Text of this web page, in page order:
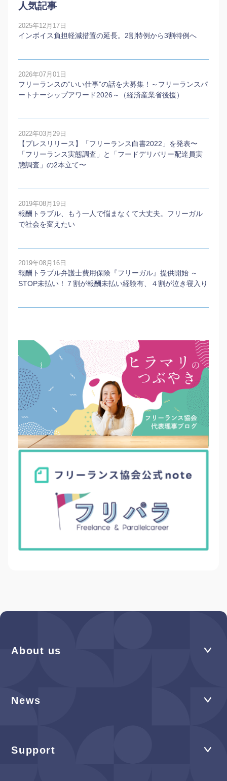
人気記事
2025年12月17日
インボイス負担軽減措置の延長。2割特例から3割特例へ
2026年07月01日
フリーランスの”いい仕事”の話を大募集！～フリーランスパ
ートナーシップアワード2026～（経済産業省後援）
2022年03月29日
【プレスリリース】「フリーランス白書2022」を発表〜
「フリーランス実態調査」と「フードデリバリー配達員実
態調査」の2本⽴て〜
2019年08月19日
報酬トラブル、もう一人で悩まなくて大丈夫。フリーガル
で社会を変えたい
2019年08月16日
報酬トラブル弁護士費用保険『フリーガル』提供開始 ～
STOP未払い！７割が報酬未払い経験有、４割が泣き寝入り
About us
News
Support